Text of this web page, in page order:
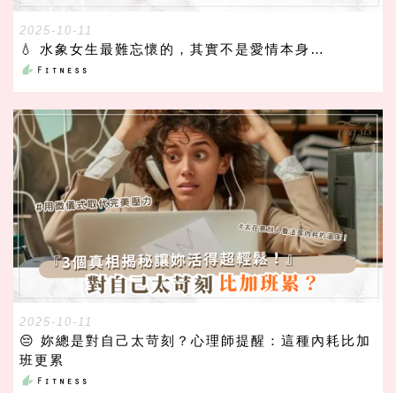
2025-10-11
💧 水象女生最難忘懷的，其實不是愛情本身…
2025-10-11
😔 妳總是對自己太苛刻？心理師提醒：這種內耗比加
班更累